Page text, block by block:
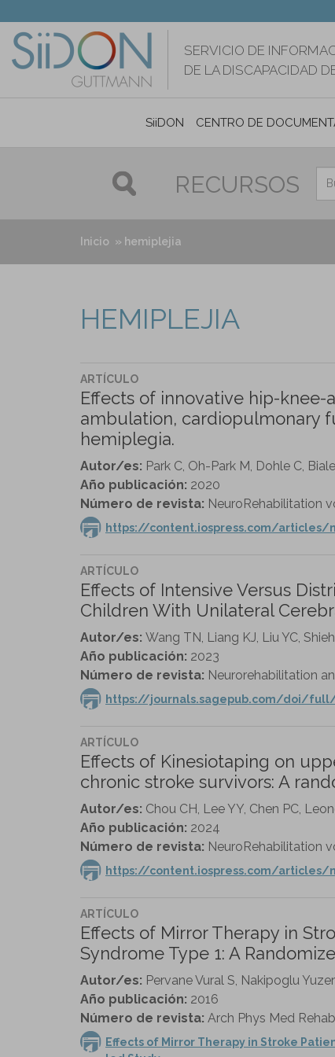
contenido
principal
SERVICIO DE
DE LA DISCAPACIDAD
SiiDON CENTRO DE
RECURSOS
Inicio hemiplejia
HEMIPLEJIA
ARTÍCULO
Effects of innovative hip-
ambulation, cardiopulmonary
hemiplegia.
Autor/es: Park C, Oh-Park M, Dohle C,
Año publicación: 2020
Número de revista: NeuroRehabilitation
https://content.iospress.com/articles/
ARTÍCULO
Effects of Intensive Versus
Children With Unilateral
Autor/es: Wang TN, Liang KJ, Liu YC,
Año publicación: 2023
Número de revista: Neurorehabilitation
https://journals.sagepub.com/doi/full/
ARTÍCULO
Effects of Kinesiotaping on
chronic stroke survivors: A
Autor/es: Chou CH, Lee YY, Chen PC,
Año publicación: 2024
Número de revista: NeuroRehabilitation
https://content.iospress.com/articles/
ARTÍCULO
Effects of Mirror Therapy in
Syndrome Type 1: A
Autor/es: Pervane Vural S, Nakipoglu
Año publicación: 2016
Número de revista: Arch Phys Med
Effects of Mirror Therapy in Stroke